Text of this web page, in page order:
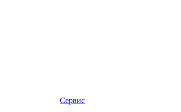
Сервис